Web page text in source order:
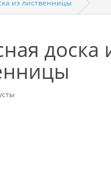
из лиственницы
доска